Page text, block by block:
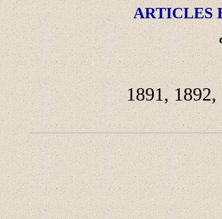
ARTICLES
1891,